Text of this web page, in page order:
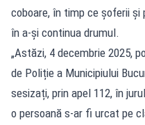
coboare, în timp ce șoferii
în a-și continua drumul.
„Astăzi, 4 decembrie 2025,
de Poliție a Municipiului
sesizați, prin apel 112, în
o persoană s-ar fi urcat pe